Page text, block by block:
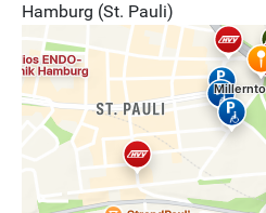
Hamburg (St. Pauli)